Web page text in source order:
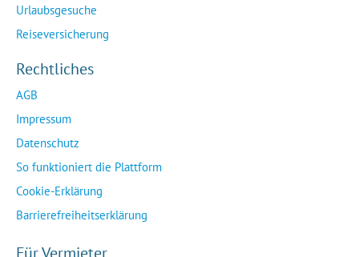
Urlaubsgesuche
Reiseversicherung
Rechtliches
AGB
Impressum
Datenschutz
So funktioniert die Plattform
Cookie-Erklärung
Barrierefreiheitserklärung